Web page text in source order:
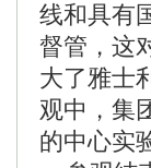
线和具有
督管，这
大了雅士
观中，集
的中心实